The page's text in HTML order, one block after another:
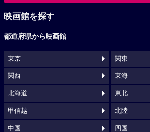
映画館を探す
都道府県から映画館
東京 関東
関西 東海
北海道 東北
甲信越 北陸
中国 四国